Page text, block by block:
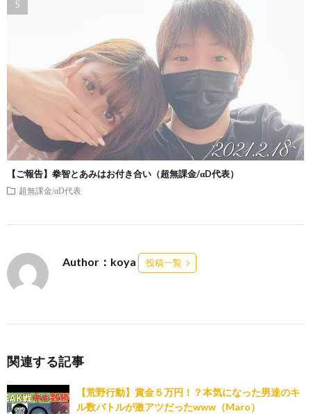
【ご報告】拳智とあみはお付き合い（超無課金/αD代表）
超無課金/αD代表
Author：koya 投稿一覧
関連する記事
【荒野行動】賞金５万円！？本気になった男達のキ
ル数バトルが激アツだったwww（Maro）